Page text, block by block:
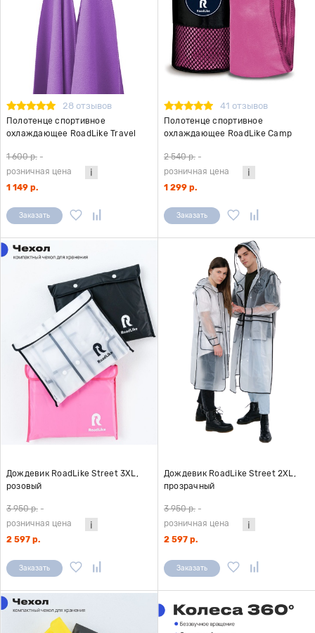
28 отзывов
Полотенце спортивное
охлаждающее RoadLike Travel
1 600 р. -
розничная цена
1 149 р.
Заказать
41 отзывов
Полотенце спортивное
охлаждающее RoadLike Camp
2 540 р. -
розничная цена
1 299 р.
Заказать
Дождевик RoadLike Street 3XL,
розовый
3 950 р. -
розничная цена
2 597 р.
Заказать
Дождевик RoadLike Street 2XL,
прозрачный
3 950 р. -
розничная цена
2 597 р.
Заказать